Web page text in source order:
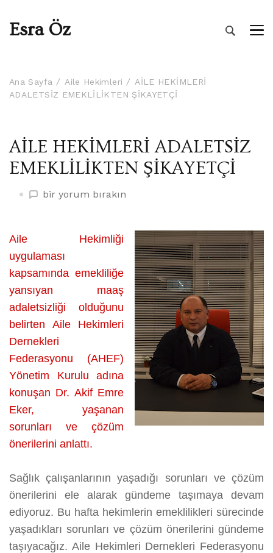
Esra Öz
Ana Sayfa Aile Hekimleri
AİLE HEKİMLERİ
ADALETSİZ EMEKLİLİKTEN ŞİKAYETÇİ
AİLE HEKİMLERİ ADALETSİZ
EMEKLİLİKTEN ŞİKAYETÇİ
AİLE
EMEKLİLİKTEN
ŞİKAYETÇİ
üzerine
bir yorum bırakın
Aile Hekimliği
uygulaması
kapsamında emekliliğe
yansıyan maaş
adaletsizliği olduğunu
belirten Aile Hekimleri
Dernekleri
Federasyonu (AHEF)
Yönetim Kurulu adına
konuşan Dr. Akif Emre
Eker, yaşanan
sorunları ve çözüm
önerilerini anlattı.
Sağlık çalışanlarının yaşadığı sorunları ve çözüm
önerilerini ele alarak gündeme taşımaya devam
ediyoruz. Bu hafta hekimlerin emeklilikleri sürecinde
yaşadıkları sorunları ve çözüm önerilerini gündeme
taşıyacağız. Aile Hekimleri Dernekleri Federasyonu